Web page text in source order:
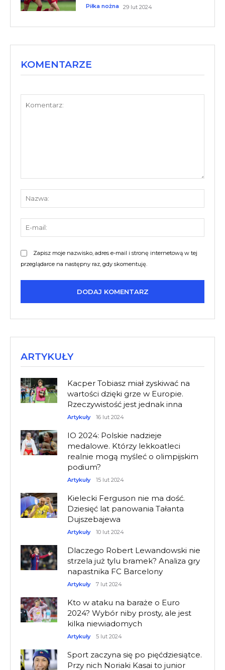
Piłka nożna 29 lut 2024
KOMENTARZE
Zapisz moje nazwisko, adres e-mail i stronę internetową w tej
przeglądarce na następny raz, gdy skomentuję.
ARTYKUŁY
Kacper Tobiasz miał zyskiwać na
wartości dzięki grze w Europie.
Rzeczywistość jest jednak inna
Artykuły 16 lut 2024
IO 2024: Polskie nadzieje
medalowe. Którzy lekkoatleci
realnie mogą myśleć o olimpijskim
podium?
Artykuły 15 lut 2024
Kielecki Ferguson nie ma dość.
Dziesięć lat panowania Tałanta
Dujszebajewa
Artykuły 10 lut 2024
Dlaczego Robert Lewandowski nie
strzela już tylu bramek? Analiza gry
napastnika FC Barcelony
Artykuły 7 lut 2024
Kto w ataku na baraże o Euro
2024? Wybór niby prosty, ale jest
kilka niewiadomych
Artykuły 5 lut 2024
Sport zaczyna się po pięćdziesiątce.
Przy nich Noriaki Kasai to junior